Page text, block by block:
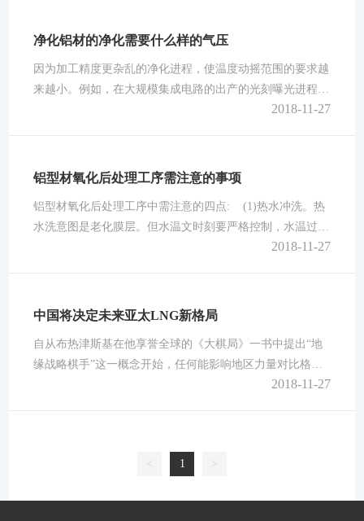
的好评。其实这表明海尔的探索代表了一个方向，也就是全
联网+制造”上，海尔的探索就
净化铝材的净化需要什么样的气压
因为加工精度更杂乱的净化进程，使温度动摇范围的要求越
来越小。例如，在大规模集成电路的出产的光刻曝光进程
中，掩模资料是玻璃和硅的热胀大系数之间的差异越来越小
度的±0.1度，而需要的湿度值一般较低，因为人汗后的产品
超越25度。 高湿度产生
2018-11-27
铝型材氧化后处理工序需注意的事项
铝型材氧化后处理工序中需注意的四点: (1)热水冲洗。热
水洗意图是老化膜层。但水温文时刻要严格控制，水温过高
膜层减薄，颜色变淡。工业铝型材处理时刻过长也会呈现上
的工件斜挂于架子上，让作业外表的游离水以陲直方向向下
色不受影
2018-11-27
中国将决定未来亚太LNG新格局
自从布热津斯基在他享誉全球的《大棋局》一书中提出“地
缘战略棋手”这一概念开始，任何能影响地区力量对比格局
变化的因素都成为人们关注的焦点。能源自然是焦点中的焦
料，那就是液化天然气(LNG)。 当布热津斯基还在哥伦
2018-11-27
< 1 >